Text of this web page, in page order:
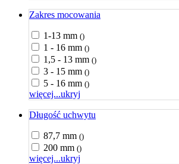
Zakres mocowania
1-13 mm ()
1 - 16 mm ()
1,5 - 13 mm ()
3 - 15 mm ()
5 - 16 mm ()
więcej...ukryj
Długość uchwytu
87,7 mm ()
200 mm ()
więcej...ukryj